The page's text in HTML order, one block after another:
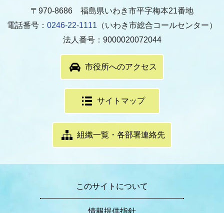
〒970-8686 福島県いわき市平字梅本21番地
電話番号： 0246-22-1111 （いわき市総合コールセンター）
法人番号：9000020072044
市役所へのアクセス
サイトマップ
組織一覧・各部署連絡先
このサイトについて
情報提供指針